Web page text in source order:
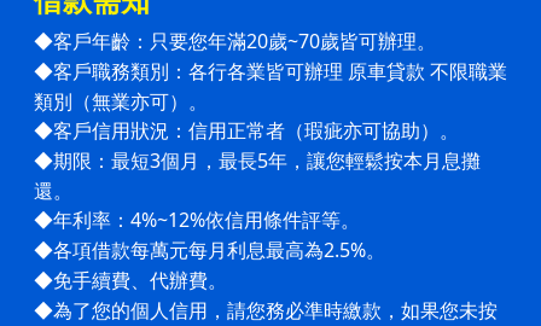
◆客戶年齡：只要您年滿20歲~70歲皆可辦理。
◆客戶職務類別：各行各業皆可辦理 原車貸款 不限職業
類別（無業亦可）。
◆客戶信用狀況：信用正常者（瑕疵亦可協助）。
◆期限：最短3個月，最長5年，讓您輕鬆按本月息攤
還。
◆年利率：4%~12%依信用條件評等。
◆各項借款每萬元每月利息最高為2.5%。
◆免手續費、代辦費。
◆為了您的個人信用，請您務必準時繳款，如果您未按